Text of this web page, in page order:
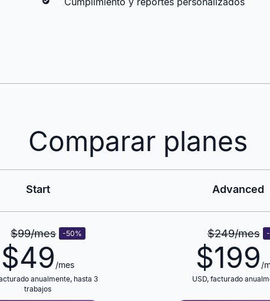
Comparar planes
Start
$99/mes -50%
$49 /mes
anualmente, hasta 3
trabajos
Advanced
$249/mes
$199 /
USD, facturado